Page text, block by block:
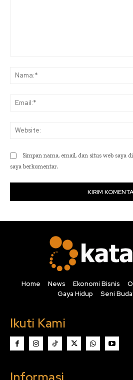
Simpan nama, email, dan situs web saya
saya berkomentar.
Home News Ekonomi Bisnis
Gaya Hidup
Seni
Ikuti Kami